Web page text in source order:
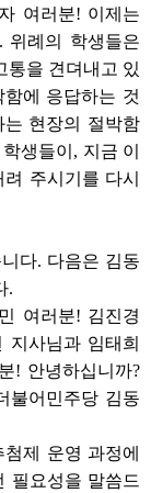
여러분! 이제는
위례의 학생들은
통을 견뎌내고 있
에 응답하는 것
현장의 절박함
생들이, 지금 이
주시기를 다시
다. 다음은 김동
.
여러분! 김진경
사님과 임태희
! 안녕하십니까?
불어민주당 김동
제 운영 과정에
필요성을 말씀드